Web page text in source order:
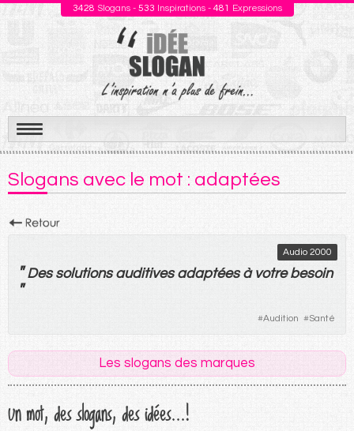
3428 Slogans - 533 Inspirations - 481 Expressions
Aller
au
contenu
Slogans avec le mot : adaptées
Audio 2000
" Des solutions auditives adaptées à votre besoin
"
#Audition #Santé
Les slogans des marques
Un mot, des slogans, des idées...!